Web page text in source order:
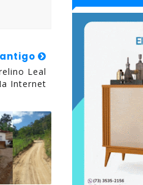
Leal
Internet